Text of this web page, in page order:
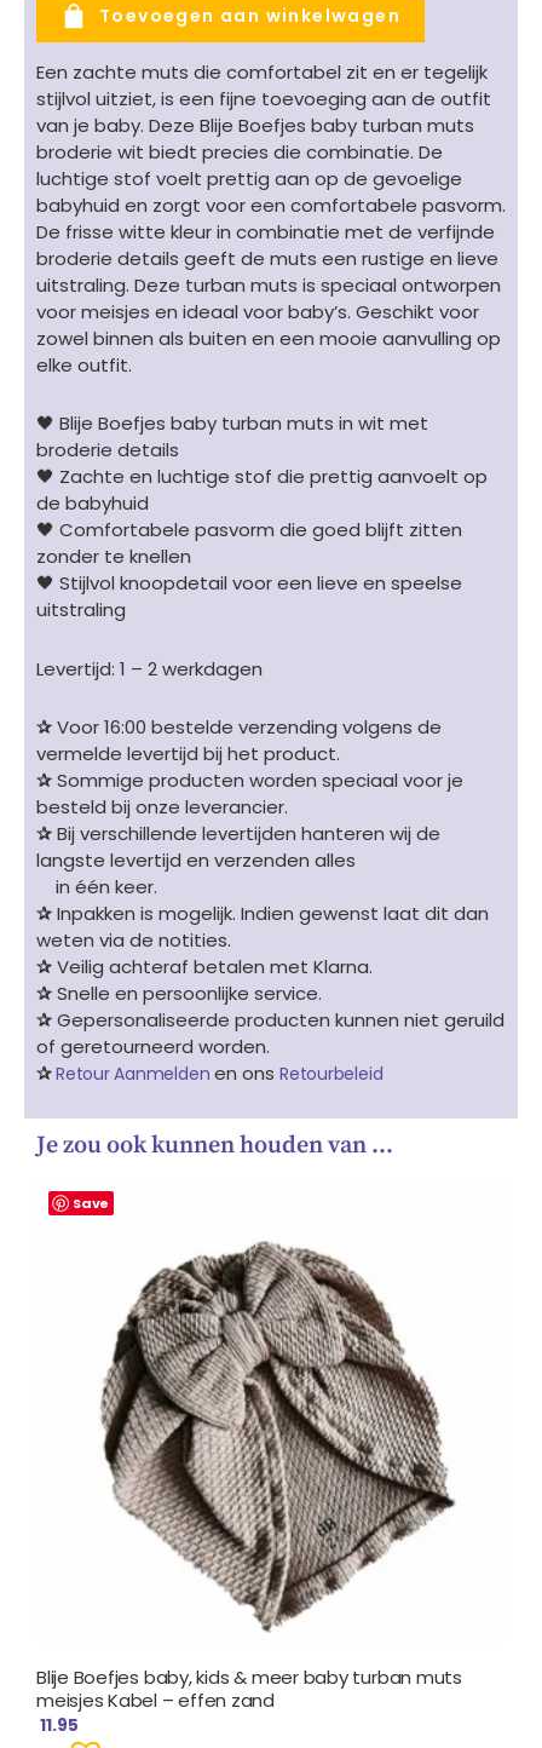
muts
meisjes
Broderie
-
effen
wit
aantal
Toevoegen aan winkelwagen
Een zachte muts die comfortabel zit en er tegelijk
stijlvol uitziet, is een fijne toevoeging aan de outfit
van je baby. Deze Blije Boefjes baby turban muts
broderie wit biedt precies die combinatie. De
luchtige stof voelt prettig aan op de gevoelige
babyhuid en zorgt voor een comfortabele pasvorm.
De frisse witte kleur in combinatie met de verfijnde
broderie details geeft de muts een rustige en lieve
uitstraling. Deze turban muts is speciaal ontworpen
voor meisjes en ideaal voor baby’s. Geschikt voor
zowel binnen als buiten en een mooie aanvulling op
elke outfit.
🖤 Blije Boefjes baby turban muts in wit met
broderie details
🖤 Zachte en luchtige stof die prettig aanvoelt op
de babyhuid
🖤 Comfortabele pasvorm die goed blijft zitten
zonder te knellen
🖤 Stijlvol knoopdetail voor een lieve en speelse
uitstraling
Levertijd: 1 – 2 werkdagen
✰Voor 16:00 bestelde verzending volgens de
vermelde levertijd bij het product.
✰Sommige producten worden speciaal voor je
besteld bij onze leverancier.
✰Bij verschillende levertijden hanteren wij de
langste levertijd en verzenden alles
in één keer.
✰Inpakken is mogelijk. Indien gewenst laat dit dan
weten via de notities.
✰Veilig achteraf betalen met Klarna.
✰Snelle en persoonlijke service.
✰Gepersonaliseerde producten kunnen niet geruild
of geretourneerd worden.
✰Retour Aanmelden en ons Retourbeleid
Je zou ook kunnen houden van …
Save
Blije Boefjes baby, kids & meer baby turban muts
meisjes Kabel – effen zand
11.95